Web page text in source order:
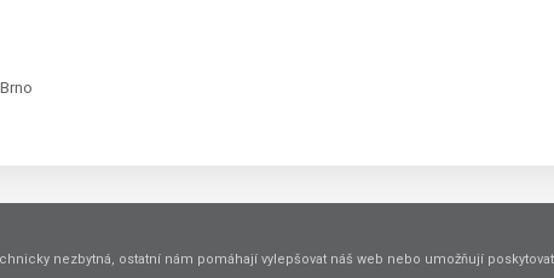
nezbytná, ostatní nám pomáhají vylepšovat náš web nebo umožňují